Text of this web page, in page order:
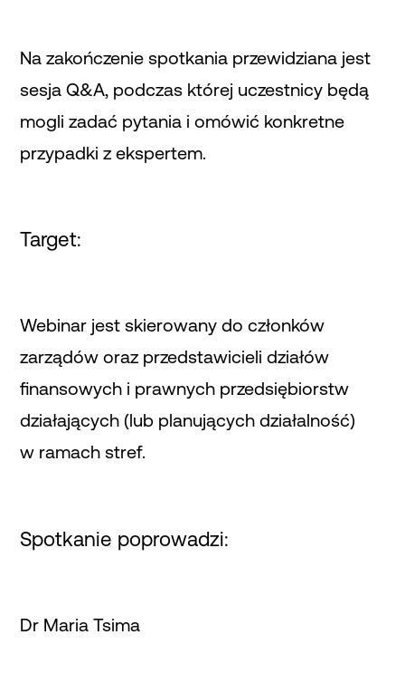
Na zakończenie spotkania przewidziana jest
sesja Q&A, podczas której uczestnicy będą
mogli zadać pytania i omówić konkretne
przypadki z ekspertem.
Target:
Webinar jest skierowany do członków
zarządów oraz przedstawicieli działów
finansowych i prawnych przedsiębiorstw
działających (lub planujących działalność)
w ramach stref.
Spotkanie poprowadzi:
Dr Maria Tsima